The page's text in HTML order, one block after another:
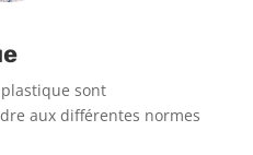
sont
aux différentes normes